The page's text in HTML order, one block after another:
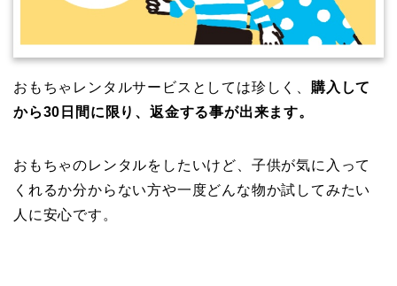
おもちゃレンタルサービスとしては珍しく、 購入して
から30日間に限り、返金する事が出来ます。
おもちゃのレンタルをしたいけど、子供が気に入って
くれるか分からない方や一度どんな物か試してみたい
人に安心です。